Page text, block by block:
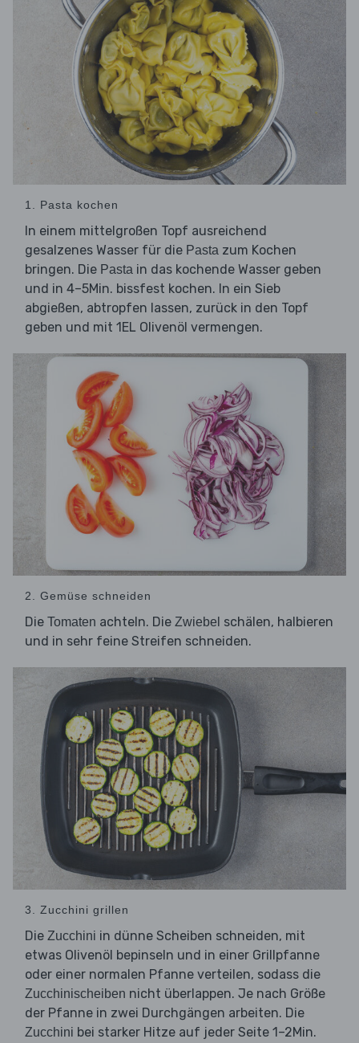
1. Pasta kochen
In einem mittelgroßen Topf ausreichend
gesalzenes Wasser für die Pasta zum Kochen
bringen. Die Pasta in das kochende Wasser geben
und in 4–5Min. bissfest kochen. In ein Sieb
abgießen, abtropfen lassen, zurück in den Topf
geben und mit 1EL Olivenöl vermengen.
2. Gemüse schneiden
Die Tomaten achteln. Die Zwiebel schälen, halbieren
und in sehr feine Streifen schneiden.
3. Zucchini grillen
Die Zucchini in dünne Scheiben schneiden, mit
etwas Olivenöl bepinseln und in einer Grillpfanne
oder einer normalen Pfanne verteilen, sodass die
Zucchinischeiben nicht überlappen. Je nach Größe
der Pfanne in zwei Durchgängen arbeiten. Die
Zucchini bei starker Hitze auf jeder Seite 1–2Min.